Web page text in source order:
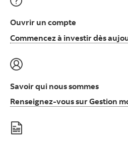
Ouvrir un compte
Commencez à investir dès
Savoir qui nous sommes
Renseignez-vous sur Gestion